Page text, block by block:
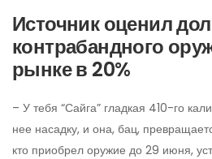
Источник оценил
контрабандного
рынке в 20%
– У тебя “Сайга” гладкая 410-го
нее насадку, и она, бац,
кто приобрел оружие до 29 июня,